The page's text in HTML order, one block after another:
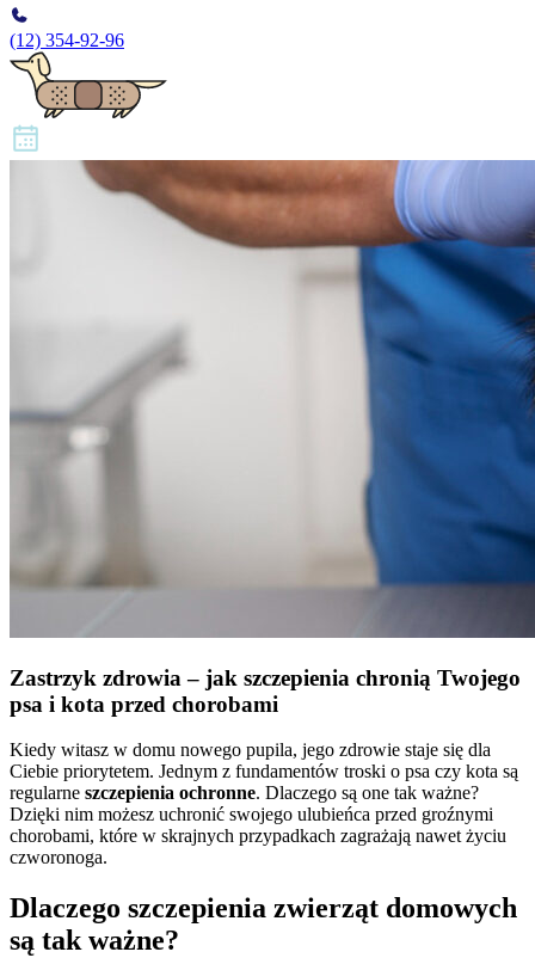
(12) 354-92-96
Zastrzyk zdrowia – jak szczepienia chronią Twojego
psa i kota przed chorobami
Kiedy witasz w domu nowego pupila, jego zdrowie staje się dla
Ciebie priorytetem. Jednym z fundamentów troski o psa czy kota są
regularne szczepienia ochronne. Dlaczego są one tak ważne?
Dzięki nim możesz uchronić swojego ulubieńca przed groźnymi
chorobami, które w skrajnych przypadkach zagrażają nawet życiu
czworonoga.
Dlaczego szczepienia zwierząt domowych
są tak ważne?